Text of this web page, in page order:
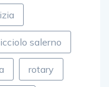
salerno
rotary